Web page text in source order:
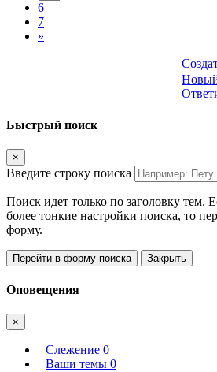
6
7
»
Быстрый поиск
×
Введите строку поиска
Поиск идет только по заголовку тем.
более тонкие настройки поиска, то
форму.
Перейти в форму поиска Закрыть
Оповещения
×
Слежение 0
Ваши темы 0